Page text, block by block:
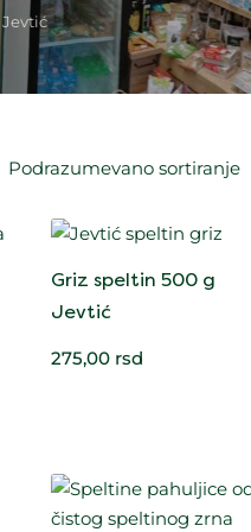
Jevtić
Podrazumevano sortiranje
Griz speltin 500 g
Jevtić
275,00 rsd